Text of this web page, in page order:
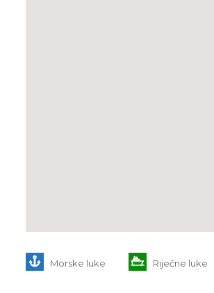
Morske luke Riječne luke